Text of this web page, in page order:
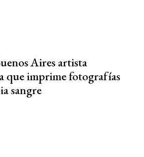
Aires artista
que imprime fotografías
sangre